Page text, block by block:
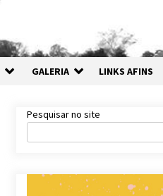
GALERIA LINKS AFINS
Pesquisar no site